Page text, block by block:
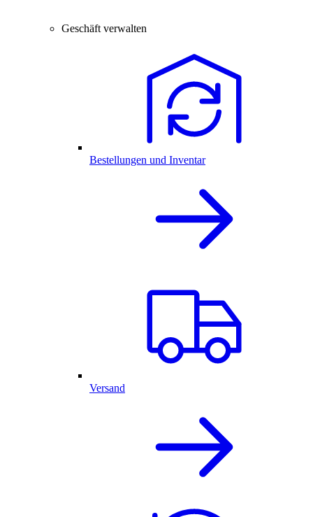
Geschäft verwalten
Bestellungen und Inventar
Versand